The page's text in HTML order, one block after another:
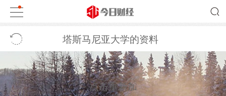
塔斯马尼亚大学的资料
点击重新加